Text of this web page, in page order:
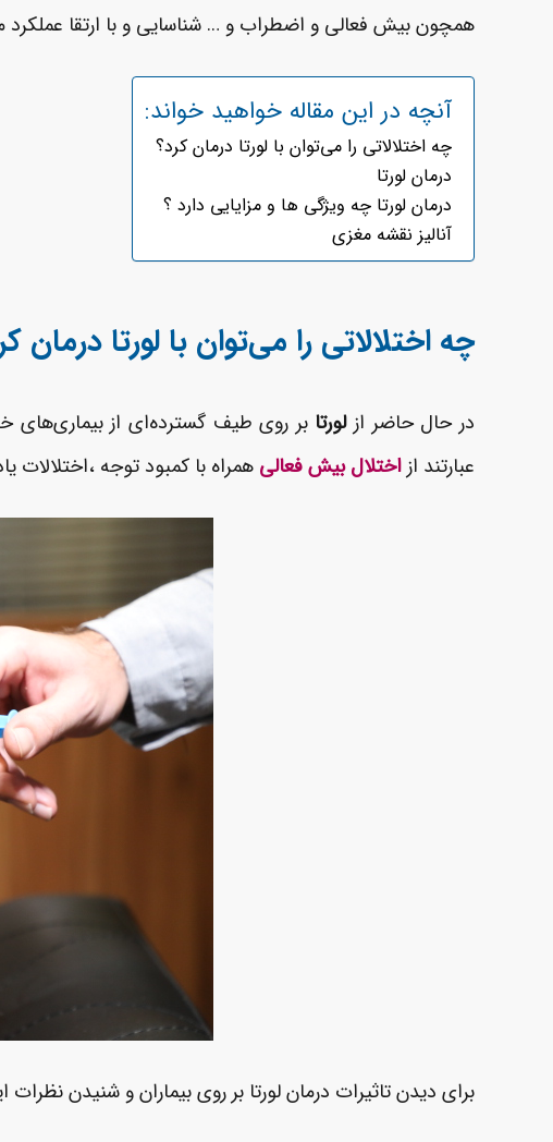
همچون بیش فعالی و اضطراب و … شناسایی و با ارتقا عملکرد
آنچه در این مقاله خواهید خواند:
چه اختلالاتی را می‌توان با لورتا درمان کرد؟
درمان لورتا
درمان لورتا چه ویژگی ها و مزایایی دارد ؟
آنالیز نقشه مغزی
چه اختلالاتی را می‌توان با لورتا درمان
در حال حاضر ازلورتا بر روی طیف گسترده‌ای از بیماری‌های
عبارتند از اختلال بیش فعالی همراه با کمبود توجه
برای دیدن تاثیرات درمان لورتا بر روی بیماران و شنیدن